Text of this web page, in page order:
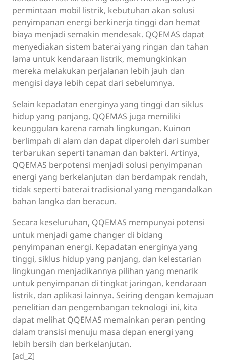
permintaan mobil listrik, kebutuhan akan solusi
penyimpanan energi berkinerja tinggi dan hemat
biaya menjadi semakin mendesak. QQEMAS dapat
menyediakan sistem baterai yang ringan dan tahan
lama untuk kendaraan listrik, memungkinkan
mereka melakukan perjalanan lebih jauh dan
mengisi daya lebih cepat dari sebelumnya.
Selain kepadatan energinya yang tinggi dan siklus
hidup yang panjang, QQEMAS juga memiliki
keunggulan karena ramah lingkungan. Kuinon
berlimpah di alam dan dapat diperoleh dari sumber
terbarukan seperti tanaman dan bakteri. Artinya,
QQEMAS berpotensi menjadi solusi penyimpanan
energi yang berkelanjutan dan berdampak rendah,
tidak seperti baterai tradisional yang mengandalkan
bahan langka dan beracun.
Secara keseluruhan, QQEMAS mempunyai potensi
untuk menjadi game changer di bidang
penyimpanan energi. Kepadatan energinya yang
tinggi, siklus hidup yang panjang, dan kelestarian
lingkungan menjadikannya pilihan yang menarik
untuk penyimpanan di tingkat jaringan, kendaraan
listrik, dan aplikasi lainnya. Seiring dengan kemajuan
penelitian dan pengembangan teknologi ini, kita
dapat melihat QQEMAS memainkan peran penting
dalam transisi menuju masa depan energi yang
lebih bersih dan berkelanjutan.
[ad_2]